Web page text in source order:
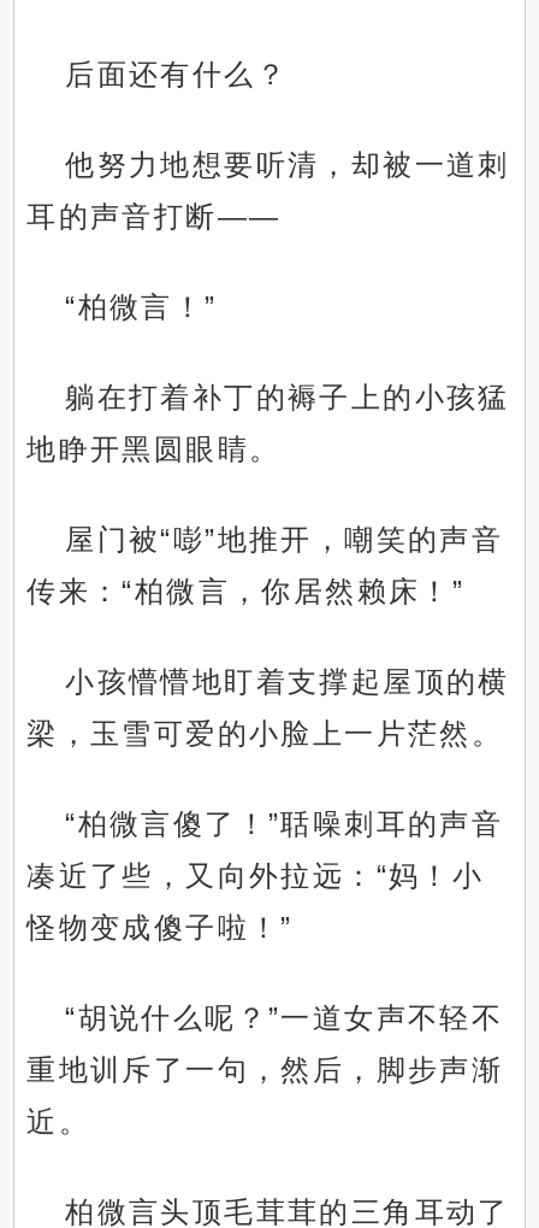
后面还有什么？
他努力地想要听清，却被一道刺
耳的声音打断——
“柏微言！”
躺在打着补丁的褥子上的小孩猛
地睁开黑圆眼睛。
屋门被“嘭”地推开，嘲笑的声音
传来：“柏微言，你居然赖床！”
小孩懵懵地盯着支撑起屋顶的横
梁，玉雪可爱的小脸上一片茫然。
“柏微言傻了！”聒噪刺耳的声音
凑近了些，又向外拉远：“妈！小
怪物变成傻子啦！”
“胡说什么呢？”一道女声不轻不
重地训斥了一句，然后，脚步声渐
近。
柏微言头顶毛茸茸的三角耳动了